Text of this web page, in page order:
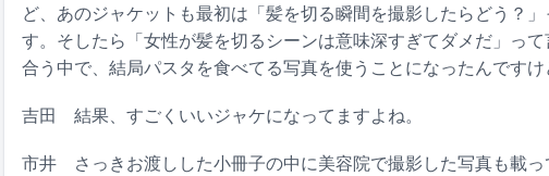
ど、あのジャケットも最初は「髪を切る瞬間を撮影したらどう？
す。そしたら「女性が髪を切るシーンは意味深すぎてダメだ」っ
合う中で、結局パスタを食べてる写真を使うことになったんですけ
吉田 結果、すごくいいジャケになってますよね。
市井 さっきお渡しした小冊子の中に美容院で撮影した写真も載